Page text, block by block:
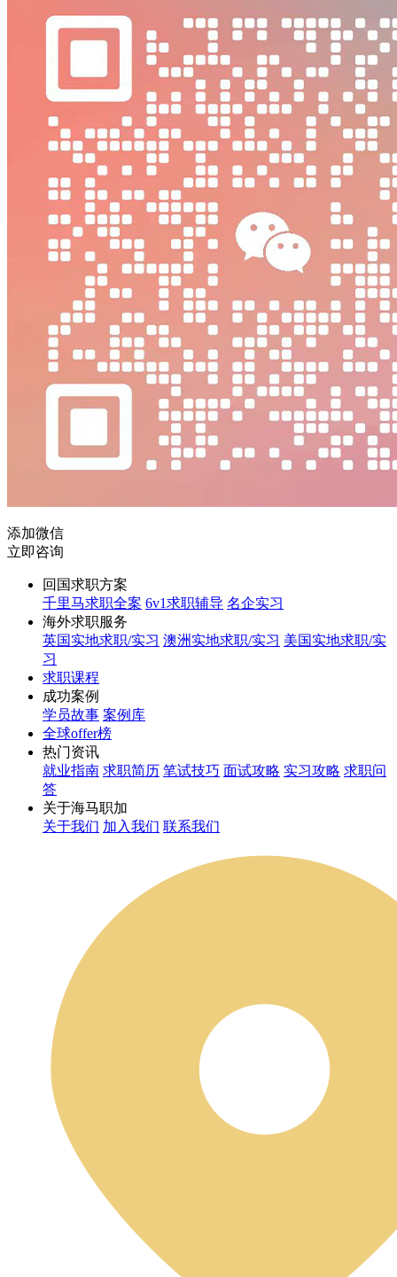
添加微信
立即咨询
回国求职方案
千里马求职全案 6v1求职辅导 名企实习
海外求职服务
英国实地求职/实习 澳洲实地求职/实习 美国实地求职/实
习
求职课程
成功案例
学员故事 案例库
全球offer榜
热门资讯
就业指南 求职简历 笔试技巧 面试攻略 实习攻略 求职问
答
关于海马职加
关于我们 加入我们 联系我们